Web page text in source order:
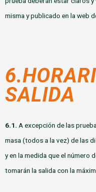
misma y publicado en la web
SALIDA
6.1. A excepción de las
masa (todos a la vez) de las
y en la medida que el
tomarán la salida con la